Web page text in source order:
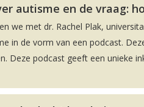
autisme en de vraag:
we met dr. Rachel Plak,
in de vorm van een podcast.
Deze podcast geeft een unieke